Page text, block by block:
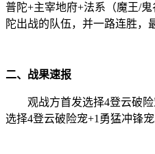
普陀+主宰地府+法系（魔王/
陀出战的队伍，并一路连胜，
二、战果速报
观战方首发选择4登云破
选择4登云破险宠+1勇猛冲锋宠